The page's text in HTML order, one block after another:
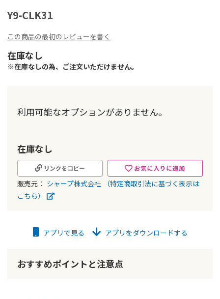
Y9-CLK31
この商品の最初のレビューを書く
在庫なし
※在庫なしの為、ご注文いただけません。
ル
化
さ
れ
た
商
ム
利用可能なオプションがありません。
在庫なし
お気に入りに追加
リンクをコピー
販売元： シャープ株式会社
（特定商取引法に基づく表示は
こちら）
ャ
リ
ー
の
最
初
す
アプリで見る アプリをダウンロードする
おすすめポイントと注意点